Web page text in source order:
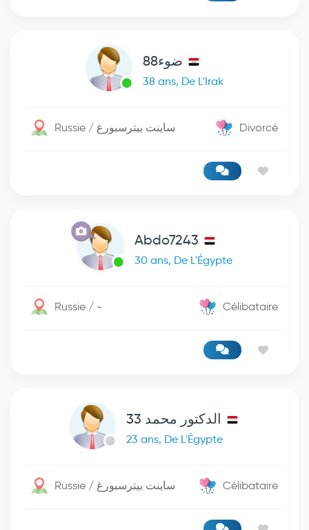
ضوء88
38 ans, De L'Irak
Russie / ساينت بيترسبورغ Divorcé
Abdo7243
30 ans, De L'Égypte
Russie / - Célibataire
الدكتور محمد 33
23 ans, De L'Égypte
Russie / ساينت بيترسبورغ Célibataire